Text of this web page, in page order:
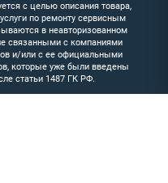
с целью описания товара,
по ремонту сервисным
в неавторизованном
связанными с компаниями
и/или с ее официальными
которые уже были введены
статьи 1487 ГК РФ.